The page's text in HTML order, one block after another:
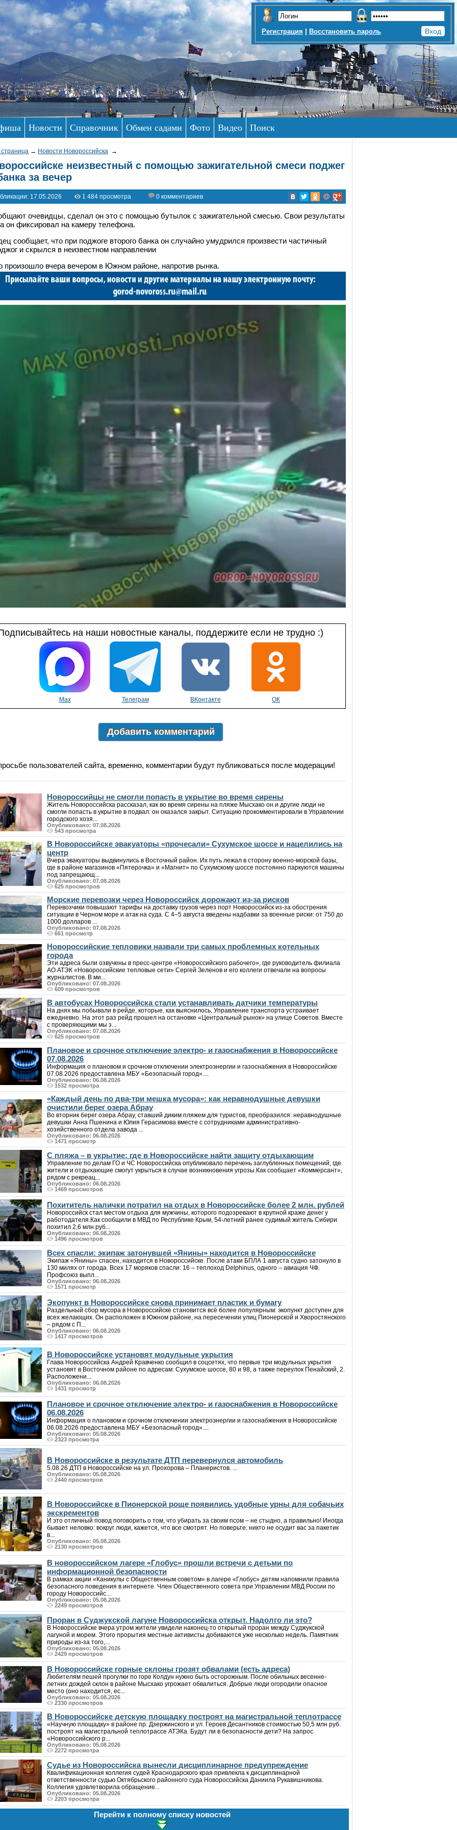
Регистрация | Восстановить пароль
Новости Справочник Обмен садами Фото Видео Поиск
→ Новости Новороссийска →
неизвестный с помощью зажигательной смеси поджег
за вечер
17.05.2026 1 484 просмотра 0 комментариев
очевидцы, сделал он это с помощью бутылок с зажигательной смесью. Свои результаты
он фиксировал на камеру телефона.
сообщает, что при поджоге второго банка он случайно умудрился произвести частичный
и скрылся в неизвестном направлении
произошло вчера вечером в Южном районе, напротив рынка.
на наши новостные каналы, поддержите если не трудно :)
Max Телеграм ВКонтакте ОК
Добавить комментарий
пользователей сайта, временно, комментарии будут публиковаться после модерации!
Новороссийцы не смогли попасть в укрытие во время сирены
Житель Новороссийска рассказал, как во время сирены на пляже Мысхако он и другие люди не
смогли попасть в укрытие в подвал: он оказался закрыт. Ситуацию прокомментировали в Управлении
городского хозя...
Опубликовано: 07.08.2026
543 просмотра
В Новороссийске эвакуаторы «прочесали» Сухумское шоссе и нацелились на
центр
Вчера эвакуаторы выдвинулись в Восточный район. Их путь лежал в сторону военно-морской базы,
где в районе магазинов «Пятерочка» и «Магнит» по Сухумскому шоссе постоянно паркуются машины
под запрещающ...
Опубликовано: 07.08.2026
625 просмотров
Морские перевозки через Новороссийск дорожают из-за рисков
Перевозчики повышают тарифы на доставку грузов через порт Новороссийск из-за обострения
ситуации в Черном море и атак на суда. С 4–5 августа введены надбавки за военные риски: от 750 до
1000 долларов ...
Опубликовано: 07.08.2026
661 просмотр
Новороссийские тепловики назвали три самых проблемных котельных
города
Эти адреса были озвучены в пресс-центре «Новороссийского рабочего», где руководитель филиала
АО АТЭК «Новороссийские тепловые сети» Сергей Зеленов и его коллеги отвечали на вопросы
журналистов. В ми...
Опубликовано: 07.08.2026
609 просмотров
В автобусах Новороссийска стали устанавливать датчики температуры
На днях мы побывали в рейде, которые, как выяснилось, Управление транспорта устраивает
ежедневно. На этот раз рейд прошел на остановке «Центральный рынок» на улице Советов. Вместе
с проверяющими мы з...
Опубликовано: 07.08.2026
625 просмотров
Плановое и срочное отключение электро- и газоснабжения в Новороссийске
07.08.2026
Информация о плановом и срочном отключении электроэнергии и газоснабжения в Новороссийске
07.08.2026 предоставлена МБУ «Безопасный город»....
Опубликовано: 06.08.2026
1532 просмотра
«Каждый день по два-три мешка мусора»: как неравнодушные девушки
очистили берег озера Абрау
Во вторник берег озера Абрау, ставший диким пляжем для туристов, преобразился: неравнодушные
девушки Анна Пшенина и Юлия Герасимова вместе с сотрудниками административно-
хозяйственного отдела завода ...
Опубликовано: 06.08.2026
1471 просмотр
С пляжа – в укрытие: где в Новороссийске найти защиту отдыхающим
Управление по делам ГО и ЧС Новороссийска опубликовало перечень заглубленных помещений, где
жители и отдыхающие смогут укрыться в случае возникновения угрозы.Как сообщает «Коммерсант»,
рядом с рекреац...
Опубликовано: 06.08.2026
1469 просмотров
Похититель налички потратил на отдых в Новороссийске более 2 млн. рублей
Новороссийск стал местом отдыха для мужчины, которого подозревают в крупной краже денег у
работодателя.Как сообщили в МВД по Республике Крым, 54-летний ранее судимый житель Сибири
похитил 2,6 млн руб...
Опубликовано: 06.08.2026
1496 просмотров
Всех спасли: экипаж затонувшей «Янины» находится в Новороссийске
Экипаж «Янины» спасен, находится в Новороссийске. После атаки БПЛА 1 августа судно затонуло в
130 милях от города. Всех 17 моряков спасли: 16 – теплоход Delphinus, одного – авиация ЧФ.
Профсоюз выпл...
Опубликовано: 06.08.2026
1571 просмотр
Экопункт в Новороссийске снова принимает пластик и бумагу
Раздельный сбор мусора в Новороссийске становится всё более популярным: экопункт доступен для
всех желающих. Он расположен в Южном районе, на пересечении улиц Пионерской и Хворостянского
– рядом с П...
Опубликовано: 06.08.2026
1417 просмотров
В Новороссийске установят модульные укрытия
Глава Новороссийска Андрей Кравченко сообщил в соцсетях, что первые три модульных укрытия
установят в Восточном районе по адресам: Сухумское шоссе, 80 и 98, а также переулок Пенайский, 2.
Расположени...
Опубликовано: 06.08.2026
1431 просмотр
Плановое и срочное отключение электро- и газоснабжения в Новороссийске
06.08.2026
Информация о плановом и срочном отключении электроэнергии и газоснабжения в Новороссийске
06.08.2026 предоставлена МБУ «Безопасный город»....
Опубликовано: 05.08.2026
2323 просмотра
В Новороссийске в результате ДТП перевернулся автомобиль
5.08.26 ДТП в Новороссийске на ул. Прохорова – Планеристов. ...
Опубликовано: 05.08.2026
2440 просмотров
В Новороссийске в Пионерской роще появились удобные урны для собачьих
экскрементов
И это отличный повод поговорить о том, что убирать за своим псом – не стыдно, а правильно! Иногда
бывает неловко: вокруг люди, кажется, что все смотрят. Но поверьте: никто не осудит вас за пакетик
в...
Опубликовано: 05.08.2026
2130 просмотров
В новороссийском лагере «Глобус» прошли встречи с детьми по
информационной безопасности
В рамках акции «Каникулы с Общественным советом» в лагере «Глобус» детям напомнили правила
безопасного поведения в интернете. Член Общественного совета при Управлении МВД России по
городу Новороссийс...
Опубликовано: 05.08.2026
2249 просмотров
Проран в Суджукской лагуне Новороссийска открыт. Надолго ли это?
В Новороссийске вчера утром жители увидели наконец-то открытый проран между Суджукской
лагуной и морем. Этого прорытия местные активисты добиваются уже несколько недель. Памятник
природы из-за того,...
Опубликовано: 05.08.2026
2429 просмотров
В Новороссийске горные склоны грозят обвалами (есть адреса)
Любителям пешей прогулки по горе Колдун нужно быть осторожным. После обильных весенне-
летних дождей склон в районе Мысхако угрожает обвалиться. Добрые люди огородили опасное
место (оно находится, ес...
Опубликовано: 05.08.2026
2330 просмотров
В Новороссийске детскую площадку построят на магистральной теплотрассе
«Научную площадку» в районе пр. Дзержинского и ул. Героев Десантников стоимостью 50,5 млн руб.
построят на магистральной теплотрассе АТЭКа. Будут ли в безопасности дети? На запрос
«Новороссийского р...
Опубликовано: 05.08.2026
2272 просмотра
Судье из Новороссийска вынесли дисциплинарное предупреждение
Квалификационная коллегия судей Краснодарского края привлекла к дисциплинарной
ответственности судью Октябрьского районного суда Новороссийска Даниила Рукавишникова.
Коллегия удовлетворила обращение...
Опубликовано: 05.08.2026
2203 просмотра
Перейти к полному списку новостей